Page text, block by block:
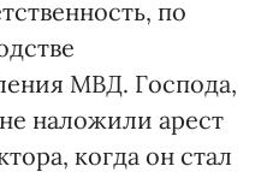
по
МВД. Господа,
наложили арест
когда он стал